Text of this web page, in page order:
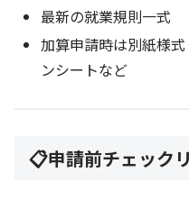
最新の就業規則一式
加算申請時は別紙様
ンシートなど
📋申請前チェック